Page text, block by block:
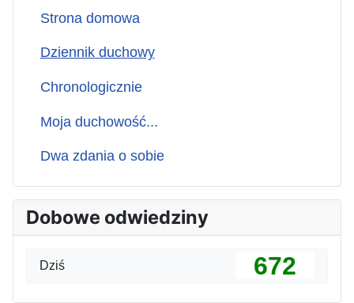
Strona domowa
Dziennik duchowy
Chronologicznie
Moja duchowość...
Dwa zdania o sobie
Dobowe odwiedziny
Dziś 672